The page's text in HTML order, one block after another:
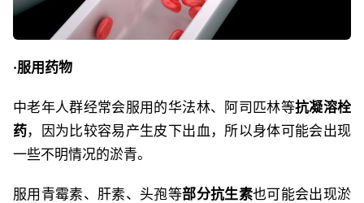
·服用药物
中老年人群经常会服用的华法林、阿司匹林等抗凝溶栓
药，因为比较容易产生皮下出血，所以身体可能会出现
一些不明情况的淤青。
服用青霉素、肝素、头孢等部分抗生素也可能会出现淤